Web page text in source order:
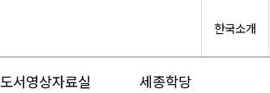
한국소개
도서영상자료실 세종학당